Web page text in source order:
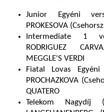
Junior Egyéni
PROKESOVA
Intermediate 1
RODRIGUEZ
MEGGLE'S VERDI
Fiatal Lovas
PROCHAZKOVA
QUATERO
Telekom Nagydíj